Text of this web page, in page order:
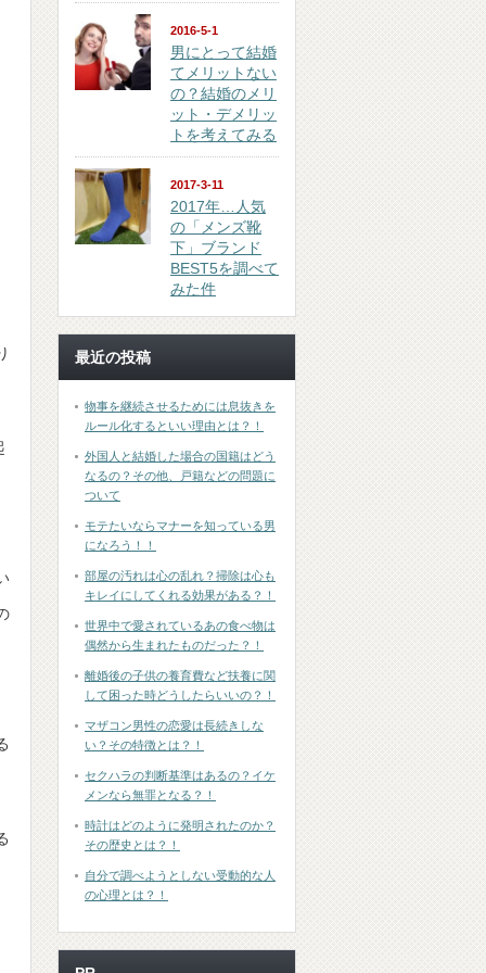
2016-5-1
男にとって結婚
てメリットない
の？結婚のメリ
ット・デメリッ
トを考えてみる
2017-3-11
2017年…人気
の「メンズ靴
下」ブランド
BEST5を調べて
みた件
最近の投稿
物事を継続させるためには息抜きを
ルール化するといい理由とは？！
外国人と結婚した場合の国籍はどう
なるの？その他、戸籍などの問題に
ついて
モテたいならマナーを知っている男
になろう！！
部屋の汚れは心の乱れ？掃除は心も
キレイにしてくれる効果がある？！
世界中で愛されているあの食べ物は
偶然から生まれたものだった？！
離婚後の子供の養育費など扶養に関
して困った時どうしたらいいの？！
マザコン男性の恋愛は長続きしな
い？その特徴とは？！
セクハラの判断基準はあるの？イケ
メンなら無罪となる？！
時計はどのように発明されたのか？
その歴史とは？！
自分で調べようとしない受動的な人
の心理とは？！